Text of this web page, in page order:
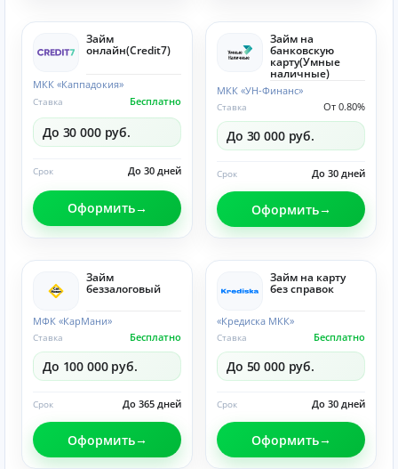
Займ
онлайн(Credit7)
МКК «Каппадокия»
Бесплатно
Ставка
До 30 000 руб.
До 30 дней
Срок
Оформить
Займ на
банковскую
карту(Умные
наличные)
МКК «УН-Финанс»
От 0.80%
Ставка
До 30 000 руб.
До 30 дней
Срок
Оформить
Займ
беззалоговый
МФК «КарМани»
Бесплатно
Ставка
До 100 000 руб.
До 365 дней
Срок
Оформить
Займ на карту
без справок
«Кредиска МКК»
Бесплатно
Ставка
До 50 000 руб.
До 30 дней
Срок
Оформить